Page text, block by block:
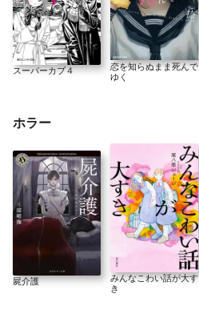
スーパーカブ４
恋を知らぬまま死んで
ゆく
ホラー
屍介護
みんなこわい話が大す
き